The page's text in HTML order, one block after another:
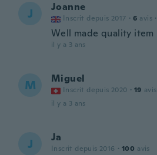
J Joanne
Inscrit depuis 2017 · 6 avis ·
Well made quality item
il y a 3 ans
M Miguel
Inscrit depuis 2020 · 19 avis
il y a 3 ans
J Ja
Inscrit depuis 2016 · 100 avis